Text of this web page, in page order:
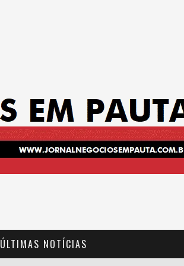
ÚLTIMAS NOTÍCIAS